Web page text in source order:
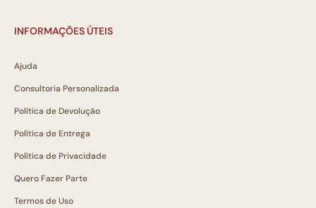
INFORMAÇÕES ÚTEIS
Ajuda
Consultoria Personalizada
Política de Devolução
Política de Entrega
Política de Privacidade
Quero Fazer Parte
Termos de Uso